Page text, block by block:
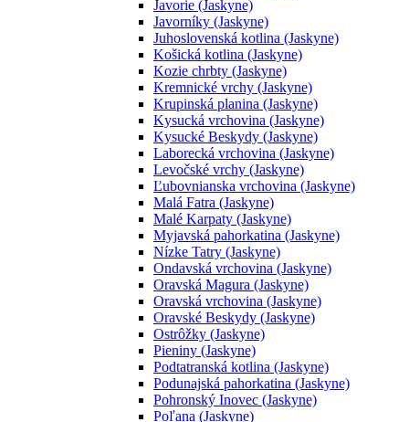
Javorie (Jaskyne)
Javorníky (Jaskyne)
Juhoslovenská kotlina (Jaskyne)
Košická kotlina (Jaskyne)
Kozie chrbty (Jaskyne)
Kremnické vrchy (Jaskyne)
Krupinská planina (Jaskyne)
Kysucká vrchovina (Jaskyne)
Kysucké Beskydy (Jaskyne)
Laborecká vrchovina (Jaskyne)
Levočské vrchy (Jaskyne)
Ľubovnianska vrchovina (Jaskyne)
Malá Fatra (Jaskyne)
Malé Karpaty (Jaskyne)
Myjavská pahorkatina (Jaskyne)
Nízke Tatry (Jaskyne)
Ondavská vrchovina (Jaskyne)
Oravská Magura (Jaskyne)
Oravská vrchovina (Jaskyne)
Oravské Beskydy (Jaskyne)
Ostrôžky (Jaskyne)
Pieniny (Jaskyne)
Podtatranská kotlina (Jaskyne)
Podunajská pahorkatina (Jaskyne)
Pohronský Inovec (Jaskyne)
Poľana (Jaskyne)